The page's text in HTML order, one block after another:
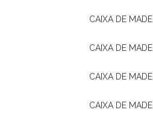
CAIXA DE
CAIXA DE
CAIXA DE
CAIXA DE